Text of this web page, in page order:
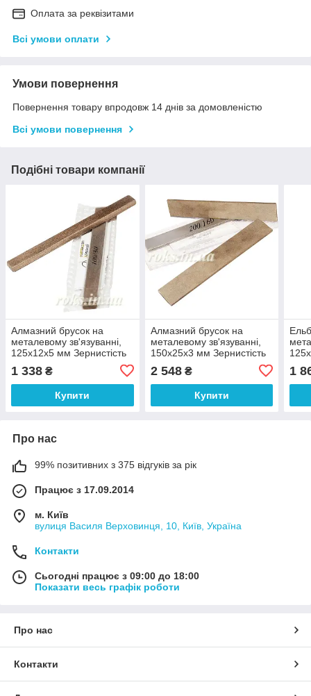
Оплата за реквізитами
Всі умови оплати
Умови повернення
Повернення товару впродовж 14 днів за домовленістю
Всі умови повернення
Подібні товари компанії
Алмазний брусок на
металевому зв'язуванні,
125х12х5 мм Зернистість
1 338 ₴
Купити
Алмазний брусок на
металевому зв'язуванні,
150х25х3 мм Зернистість
2 548₴
Купити
1
Про нас
99% позитивних з 375 відгуків за рік
Працює з 17.09.2014
м. Київ
вулиця Василя Верховинця, 10, Київ, Україна
Контакти
Сьогодні працює з 09:00 до 18:00
Показати весь графік роботи
Про нас
Контакти